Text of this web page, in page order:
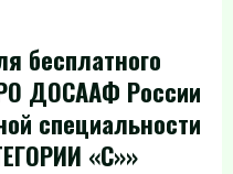
бесплатного
ДОСААФ России
специальности
«С»»